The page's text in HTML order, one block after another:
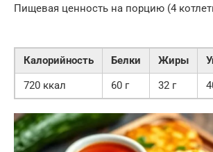
Пищевая ценность на порцию (4
Калорийность Белки Жиры
720 ккал
60 г 32 г